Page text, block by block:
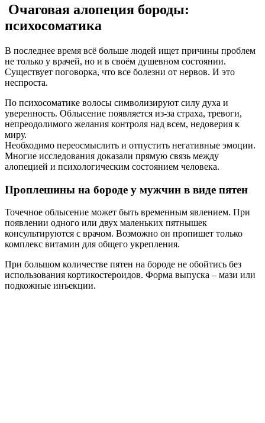
Очаговая алопеция бороды:
психосоматика
В последнее время всё больше людей ищет причины проблем
не только у врачей, но и в своём душевном состоянии.
Существует поговорка, что все болезни от нервов. И это
неспроста.
По психосоматике волосы символизируют силу духа и
уверенность. Облысение появляется из-за страха, тревоги,
непреодолимого желания контроля над всем, недоверия к
миру.
Необходимо переосмыслить и отпустить негативные эмоции.
Многие исследования доказали прямую связь между
алопецией и психологическим состоянием человека.
Проплешины на бороде у мужчин в виде пятен
Точечное облысение может быть временным явлением. При
появлении одного или двух маленьких пятнышек
консультируются с врачом. Возможно он пропишет только
комплекс витамин для общего укрепления.
При большом количестве пятен на бороде не обойтись без
использования кортикостероидов. Форма выпуска – мази или
подкожные инъекции.